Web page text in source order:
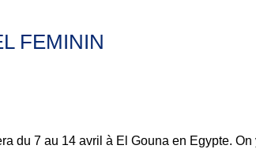
FEMININ
du 7 au 14 avril à El Gouna en Egypte.